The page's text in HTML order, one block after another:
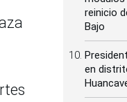
reinicio
Bajo
en